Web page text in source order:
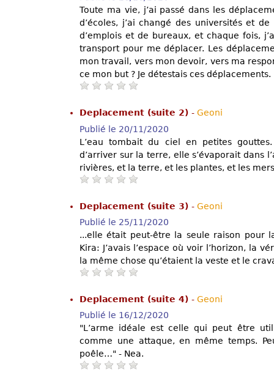
Toute ma vie, j’ai passé dans les
d’écoles, j’ai changé des universités et
d’emplois et de bureaux, et chaque fois,
transport pour me déplacer. Les
mon travail, vers mon devoir, vers ma
ce mon but ? Je détestais ces déplacements.
Deplacement (suite 2) - Geoni
Publié le 20/11/2020
L’eau tombait du ciel en petites
d’arriver sur la terre, elle s’évaporait dans
rivières, et la terre, et les plantes, et les
Deplacement (suite 3) - Geoni
Publié le 25/11/2020
...elle était peut-être la seule raison pour
Kira: J’avais l’espace où voir l’horizon, la
la même chose qu’étaient la veste et le
Deplacement (suite 4) - Geoni
Publié le 16/12/2020
"L’arme idéale est celle qui peut être
comme une attaque, en même temps.
poêle…" - Nea.